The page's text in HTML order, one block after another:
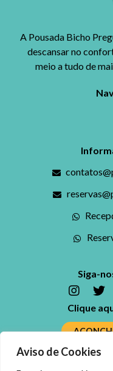
Aviso de Cookies
A Pousada Bicho
descansar no
meio a tudo de
Siga-
Clique
Ficou
Reserve agora, com o